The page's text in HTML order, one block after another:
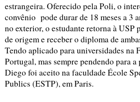
estrangeira. Oferecido pela Poli, o
convênio  pode durar de 18 meses a 3
no exterior, o estudante retorna à USP
de origem e receber o diploma de
Tendo aplicado para universidades na
Portugal, mas sempre pendendo para
Diego foi aceito na faculdade École
Publics (ESTP), em Paris.